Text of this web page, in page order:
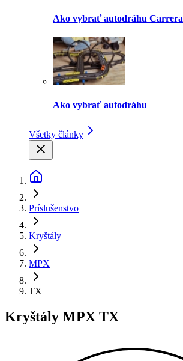
Ako vybrať autodráhu Carrera
Ako vybrať autodráhu
Všetky články
Príslušenstvo
Kryštály
MPX
TX
Kryštály MPX TX